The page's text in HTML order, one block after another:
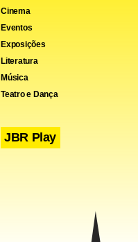
Cinema
Eventos
Exposições
Literatura
Música
Teatro e Dança
JBR Play